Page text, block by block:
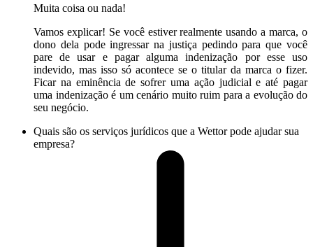
Muita coisa ou nada!
Vamos explicar! Se você estiver realmente usando a marca, o
dono dela pode ingressar na justiça pedindo para que você
pare de usar e pagar alguma indenização por esse uso
indevido, mas isso só acontece se o titular da marca o fizer.
Ficar na eminência de sofrer uma ação judicial e até pagar
uma indenização é um cenário muito ruim para a evolução do
seu negócio.
Quais são os serviços jurídicos que a Wettor pode ajudar sua
empresa?